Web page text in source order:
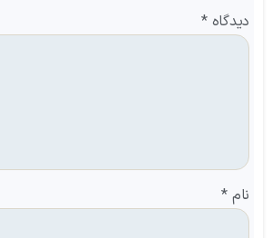
دیدگاه*
نام *